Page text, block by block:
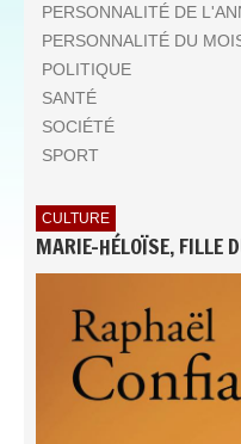
PERSONNALITÉ DE
PERSONNALITÉ DU
POLITIQUE
SANTÉ
SOCIÉTÉ
SPORT
CULTURE
MARIE-HÉLOÏSE, FILLE